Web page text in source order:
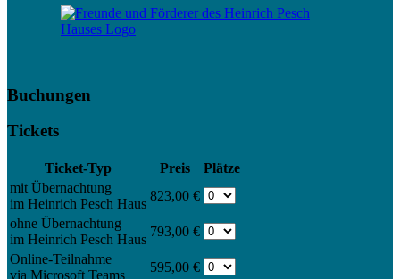
Buchungen
Tickets
Ticket-Typ Preis
Plätze
mit Übernachtung
im Heinrich Pesch Haus
823,00 €
ohne Übernachtung
im Heinrich Pesch Haus
793,00 €
Online-Teilnahme
via Microsoft Teams
595,00 €